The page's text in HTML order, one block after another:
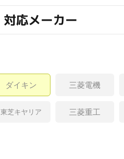
対応メーカー
ダイキン 三菱電機
東芝キヤリア 三菱重工